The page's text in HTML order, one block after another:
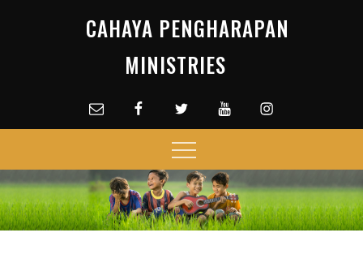
CAHAYA PENGHARAPAN
MINISTRIES
Email facebookTwitterYoutubeInstagram
Menu